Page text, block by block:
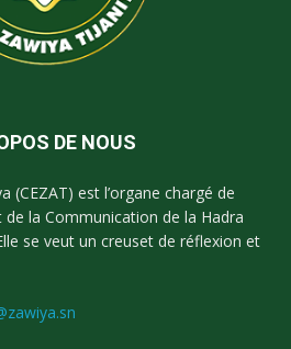
DE NOUS
(CEZAT) est l’organe chargé de
de la Communication de la Hadra
se veut un creuset de réflexion et